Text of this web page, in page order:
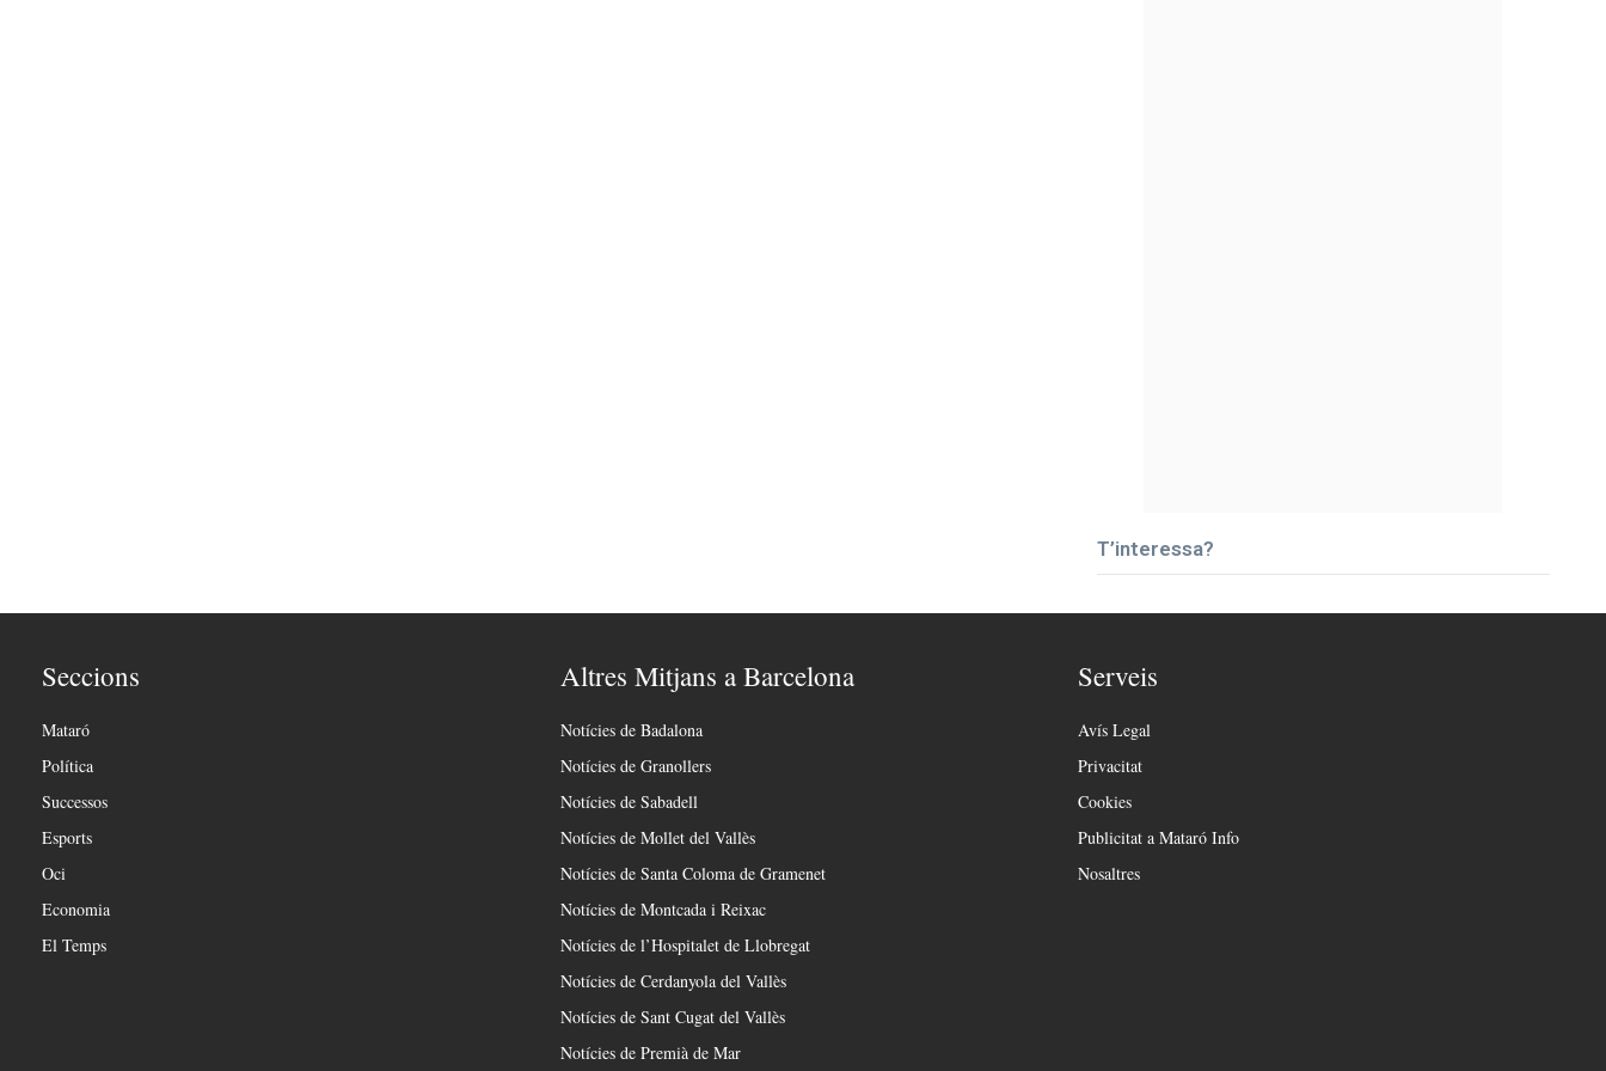
T’interessa?
Seccions
Mataró
Política
Successos
Esports
Oci
Economia
El Temps
Altres Mitjans a Barcelona
Notícies de Badalona
Notícies de Granollers
Notícies de Sabadell
Notícies de Mollet del Vallès
Notícies de Santa Coloma de Gramenet
Notícies de Montcada i Reixac
Notícies de l’Hospitalet de Llobregat
Notícies de Cerdanyola del Vallès
Notícies de Sant Cugat del Vallès
Notícies de Premià de Mar
Serveis
Avís Legal
Privacitat
Cookies
Publicitat a Mataró Info
Nosaltres